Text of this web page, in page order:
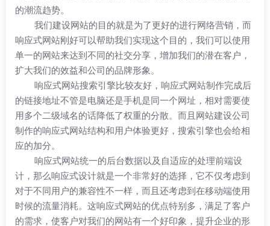
的潮流趋势。
我们建设网站的目的就是为了更好的进行网络营销，而
响应式网站刚好可以帮助我们实现这个目的，我们可以使用
单一的网站来达到不同的社交分享，增加我们的潜在客户，
扩大我们的效益和公司的品牌形象。
响应式网站搜索引擎比较友好，响应式网站制作完成后
的链接地址不管是电脑还是手机是同一个网址，相对需要使
用多个二级域名的话降低了权重的分散。而且网站建设公司
制作的响应式网站结构和用户体验更好，搜索引擎也会给相
应的加分。
响应式网站统一的后台数据以及自适应的处理前端设
计，那么响应式设计就是一个非常好的选择，它不仅考虑到
对于不同用户的兼容性不一样，而且还考虑到在移动端使用
时候的流量消耗。这响应式网站的优点特别多，满足了客户
的需求，使客户对我们的网站有一个好印象，提升企业的形